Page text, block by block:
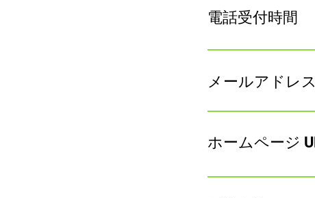
電話受付時間
メールアドレス
ホームページ